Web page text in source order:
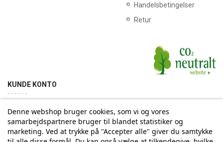
Handelsbetingelser
Retur
KUNDE KONTO
Min konto Ordrehistorik Returnering Adresse
Denne webshop bruger cookies, som vi og vores
samarbejdspartnere bruger til blandet statistiker og
marketing. Ved at trykke på "Accepter alle" giver du samtykke